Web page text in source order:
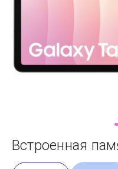
Самовывоз
Trade-In
Встроенная